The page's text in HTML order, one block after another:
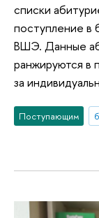
списки
поступление в
ВШЭ. Данные
ранжируются в
за
Поступающим